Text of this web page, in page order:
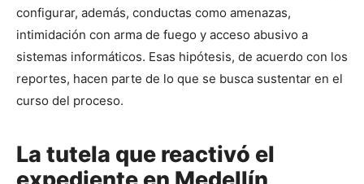
configurar, además, conductas como amenazas,
intimidación con arma de fuego y acceso abusivo a
sistemas informáticos. Esas hipótesis, de acuerdo con los
reportes, hacen parte de lo que se busca sustentar en el
curso del proceso.
La tutela que reactivó el